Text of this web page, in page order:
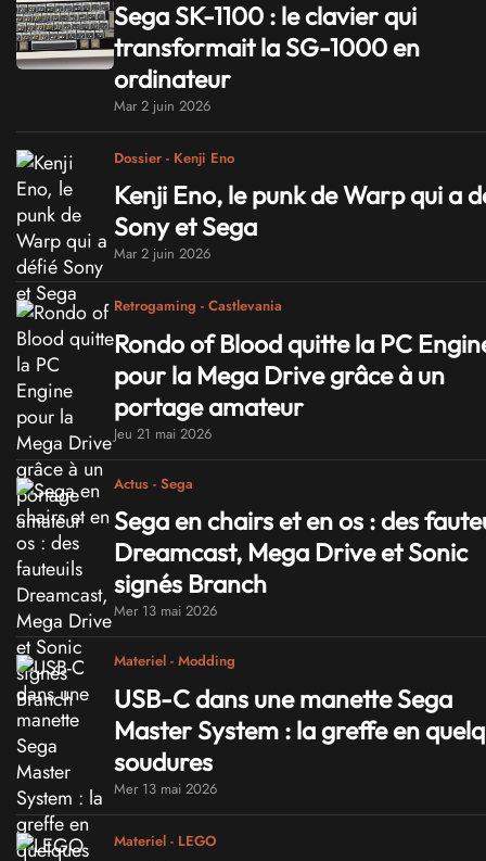
Sega SK-1100 : le clavier qui
transformait la SG-1000 en
ordinateur
Mar 2 juin 2026
Dossier - Kenji Eno
Kenji Eno, le punk de Warp qui a
Sony et Sega
Mar 2 juin 2026
Retrogaming - Castlevania
Rondo of Blood quitte la PC
pour la Mega Drive grâce à un
portage amateur
Jeu 21 mai 2026
Actus - Sega
Sega en chairs et en os : des
Dreamcast, Mega Drive et Sonic
signés Branch
Mer 13 mai 2026
Materiel - Modding
USB-C dans une manette Sega
Master System : la greffe en
soudures
Mer 13 mai 2026
Materiel - LEGO